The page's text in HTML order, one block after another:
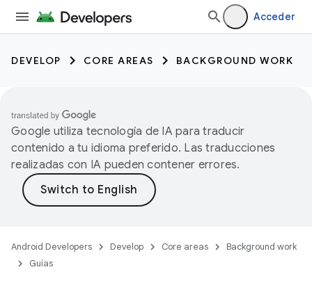
Acceder
DEVELOP CORE AREAS BACKGROUND WORK
Google utiliza tecnología de IA para traducir
contenido a tu idioma preferido. Las traducciones
realizadas con IA pueden contener errores.
Android Developers Develop Core areas
Background work
Guías